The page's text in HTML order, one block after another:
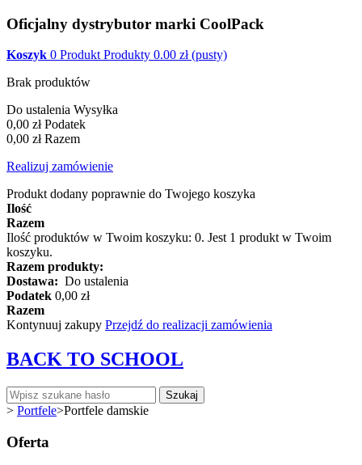
Oficjalny dystrybutor marki CoolPack
Koszyk 0 Produkt Produkty 0.00 zł (pusty)
Brak produktów
Do ustalenia Wysyłka
0,00 zł Podatek
0,00 zł Razem
Realizuj zamówienie
Produkt dodany poprawnie do Twojego koszyka
Ilość
Razem
Ilość produktów w Twoim koszyku: 0. Jest 1 produkt w Twoim
koszyku.
Razem produkty:
Dostawa: Do ustalenia
Podatek 0,00 zł
Razem
Kontynuuj zakupy Przejdź do realizacji zamówienia
BACK TO SCHOOL
Szukaj
> Portfele>Portfele damskie
Oferta